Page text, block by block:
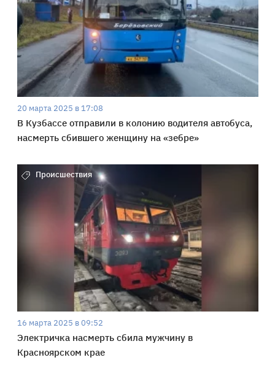
20 марта 2025 в 17:08
В Кузбассе отправили в колонию водителя автобуса,
насмерть сбившего женщину на «зебре»
Происшествия
16 марта 2025 в 09:52
Электричка насмерть сбила мужчину в
Красноярском крае